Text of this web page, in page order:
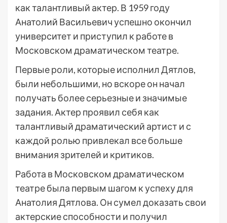
как талантливый актер. В 1959 году
Анатолий Васильевич успешно окончил
университет и приступил к работе в
Московском драматическом театре.
Первые роли, которые исполнил Дятлов,
были небольшими, но вскоре он начал
получать более серьезные и значимые
задания. Актер проявил себя как
талантливый драматический артист и с
каждой ролью привлекал все больше
внимания зрителей и критиков.
Работа в Московском драматическом
театре была первым шагом к успеху для
Анатолия Дятлова. Он сумел доказать свои
актерские способности и получил